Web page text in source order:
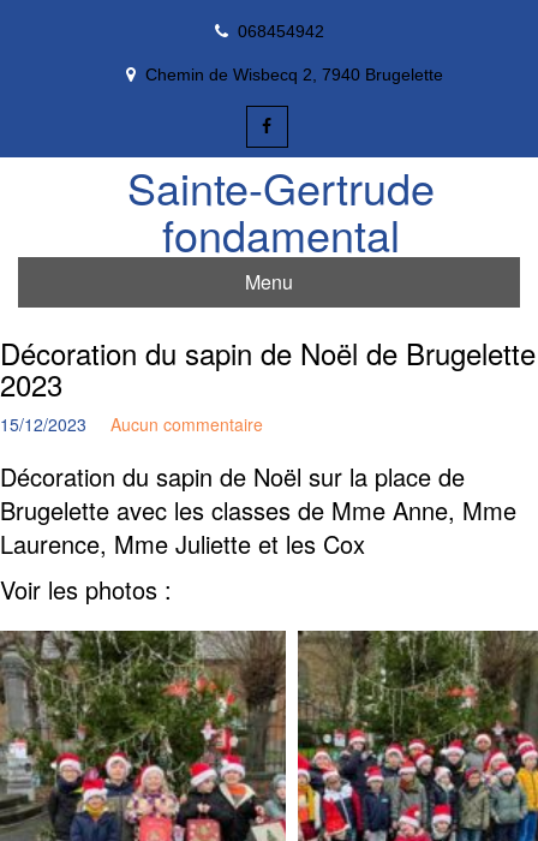
068454942
Chemin de Wisbecq 2, 7940 Brugelette
Sainte-Gertrude
fondamental
Menu
Décoration du sapin de Noël de Brugelette
2023
15/12/2023 Aucun commentaire
Décoration du sapin de Noël sur la place de
Brugelette avec les classes de Mme Anne, Mme
Laurence, Mme Juliette et les Cox
Voir les photos :